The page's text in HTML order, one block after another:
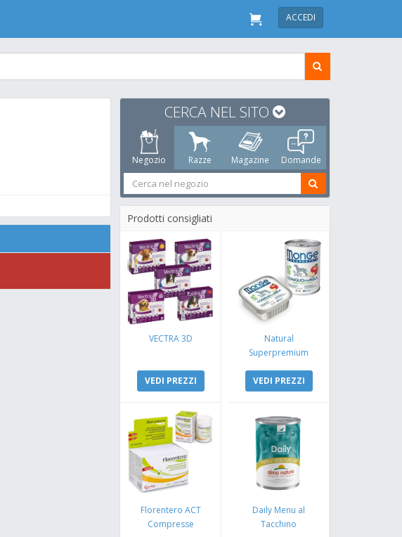
ACCEDI
CERCA NEL SITO
Negozio Razze Magazine Domande
Prodotti consigliati
VECTRA 3D
VEDI PREZZI
Natural
Superpremium
Coniglio e Mela
VEDI PREZZI
Florentero ACT
Compresse
Daily Menu al
Tacchino